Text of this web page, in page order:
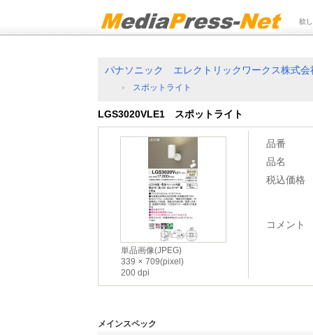
欲
パナソニック エレクトリックワークス株式会
スポットライト
LGS3020VLE1 スポットライト
単品画像(JPEG)
339
709(pixel)
200 dpi
品番
品名
税込価格
コメント
メインスペック